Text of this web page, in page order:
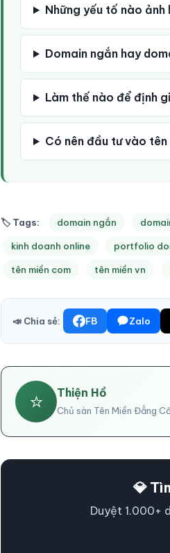
Những yếu tố nào
Domain ngắn hay
Làm thế nào để định
Có nên đầu tư vào
🏷 Tags: domain ngắn
kinh doanh online portfolio
tên miền com tên miền vn
📣 Chia sẻ: FB Zalo
⭐ Thiện Hồ
Chủ sàn Tên Miền Đẳng
💎
Duyệt 1.000+